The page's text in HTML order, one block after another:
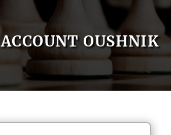
ACCOUNT OUSHNIK